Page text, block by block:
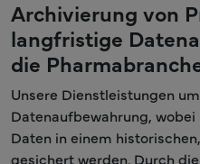
Archivierung von
langfristige
die
Unsere Dienstleistungen
Datenaufbewahrung,
Daten in einem
gesichert werden. Durch